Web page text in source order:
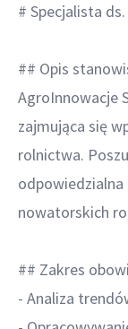
# Specjalista
## Opis
AgroInnowacje
zajmująca się
rolnictwa.
nowatorskich
## Zakres
- Analiza